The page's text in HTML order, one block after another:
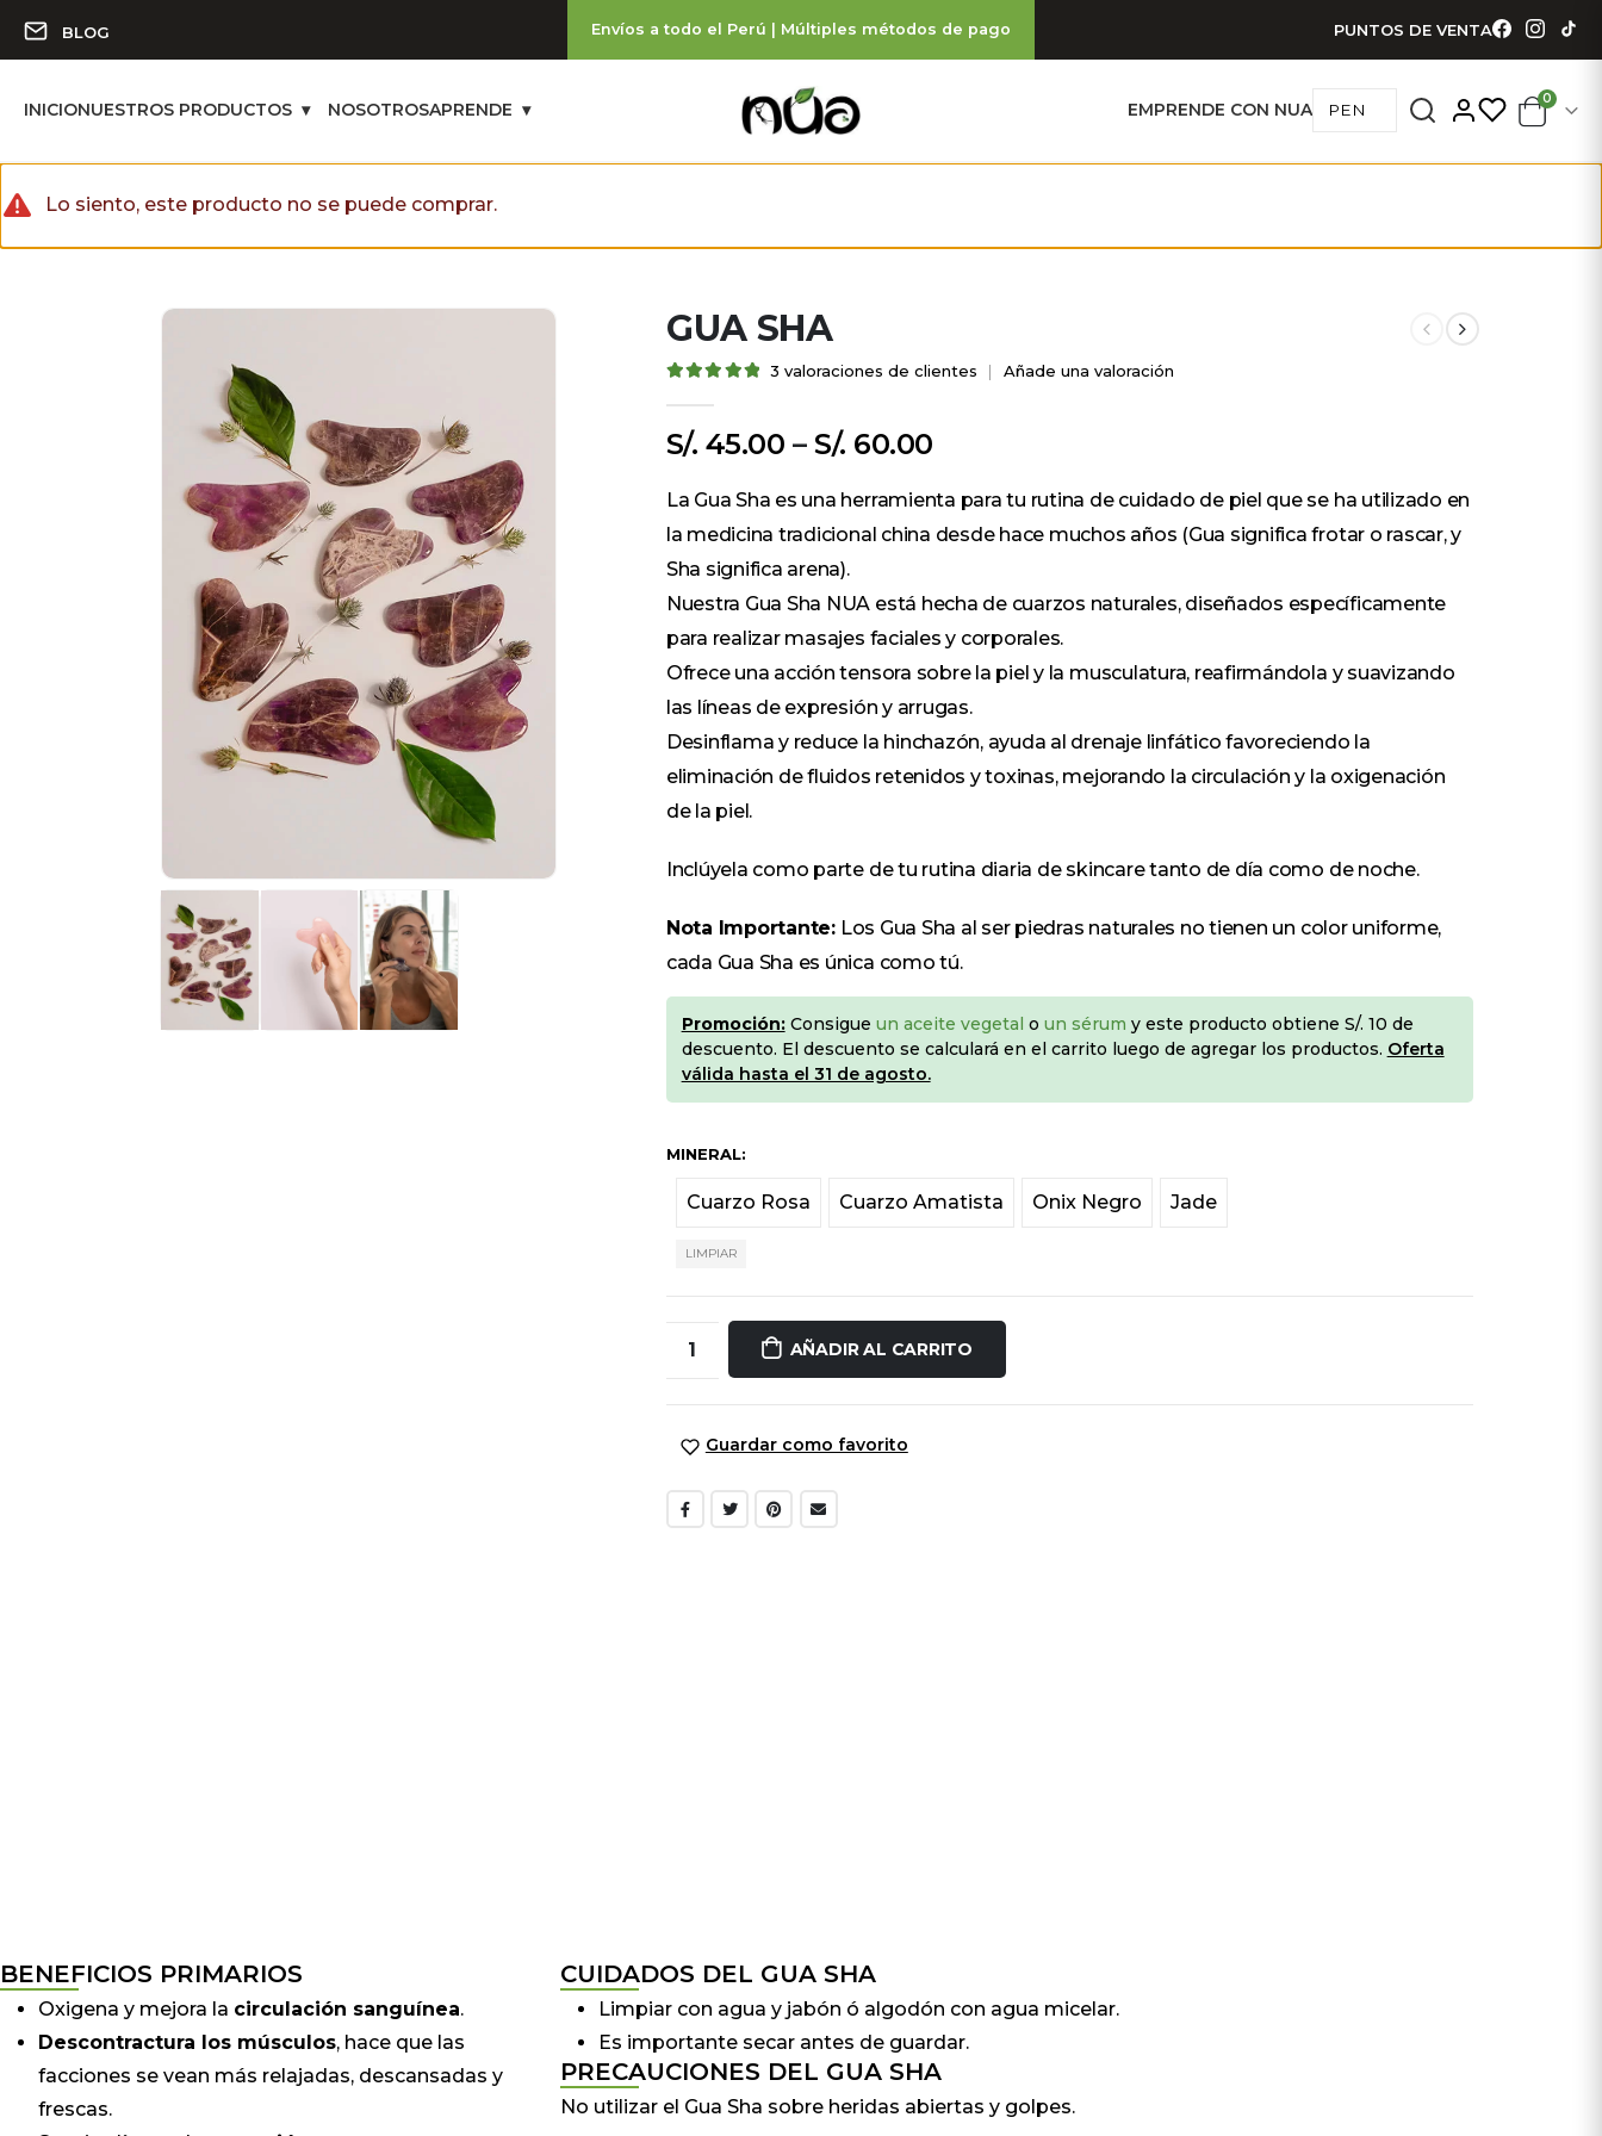
BLOG Envíos a todo el Perú | Múltiples métodos de pago PUNTOS DE VENTA
INICIONUESTROS PRODUCTOS NOSOTROSAPRENDE EMPRENDE CON NUA
0
Lo siento, este producto no se puede comprar.
GUA SHA
3 valoraciones de clientes | Añade una valoración
S/. 45.00 –S/. 60.00
La Gua Sha es una herramienta para tu rutina de cuidado de piel que se ha utilizado en
la medicina tradicional china desde hace muchos años (Gua significa frotar o rascar, y
Sha significa arena).
Nuestra Gua Sha NUA está hecha de cuarzos naturales, diseñados específicamente
para realizar masajes faciales y corporales.
Ofrece una acción tensora sobre la piel y la musculatura, reafirmándola y suavizando
las líneas de expresión y arrugas.
Desinflama y reduce la hinchazón, ayuda al drenaje linfático favoreciendo la
eliminación de fluidos retenidos y toxinas, mejorando la circulación y la oxigenación
de la piel.
Inclúyela como parte de tu rutina diaria de skincare tanto de día como de noche.
Nota Importante:Los Gua Sha al ser piedras naturales no tienen un color uniforme,
cada Gua Sha es única como tú.
Promoción:Consigue un aceite vegetal o un sérum y este producto obtiene S/. 10 de
descuento. El descuento se calculará en el carrito luego de agregar los productos. Oferta
válida hasta el 31 de agosto.
MINERAL
Cuarzo Rosa Cuarzo Amatista Onix Negro Jade
LIMPIAR
AÑADIR AL CARRITO
Guardar como favorito
BENEFICIOS PRIMARIOS
Oxigena y mejora la circulación sanguínea.
Descontractura los músculos, hace que las
facciones se vean más relajadas, descansadas y
frescas.
CUIDADOS DEL GUA SHA
Limpiar con agua y jabón ó algodón con agua micelar.
Es importante secar antes de guardar.
PRECAUCIONES DEL GUA SHA
No utilizar el Gua Sha sobre heridas abiertas y golpes.